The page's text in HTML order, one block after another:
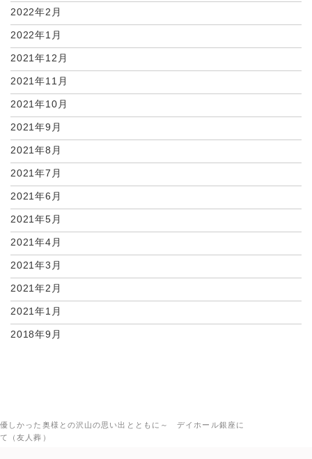
優しかった奥様との沢山の思い出とともに～ デイホール銀座に
て（友人葬）
2022年2月
2022年1月
2021年12月
2021年11月
2021年10月
2021年9月
2021年8月
2021年7月
2021年6月
2021年5月
2021年4月
2021年3月
2021年2月
2021年1月
2018年9月